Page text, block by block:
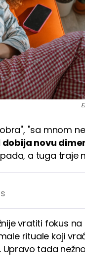
"sa mnom
dobija novu
a tuga traje
vratiti fokus na
rituale koji
tada